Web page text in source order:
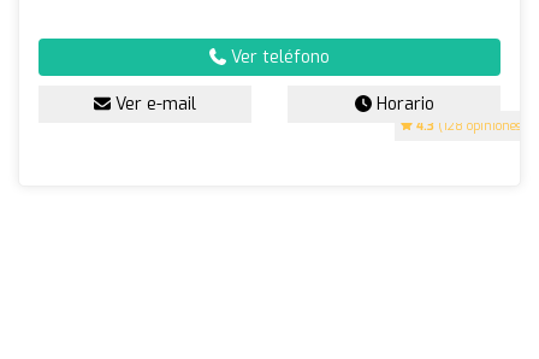
4.3 (128 opiniones)
Ver teléfono
Ver e-mail Horario